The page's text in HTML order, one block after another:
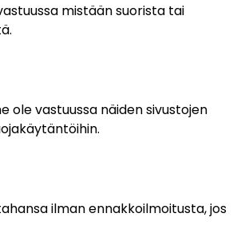
mistään suorista tai
ole vastuussa näiden sivustojen
ilman ennakkoilmoitusta, jos